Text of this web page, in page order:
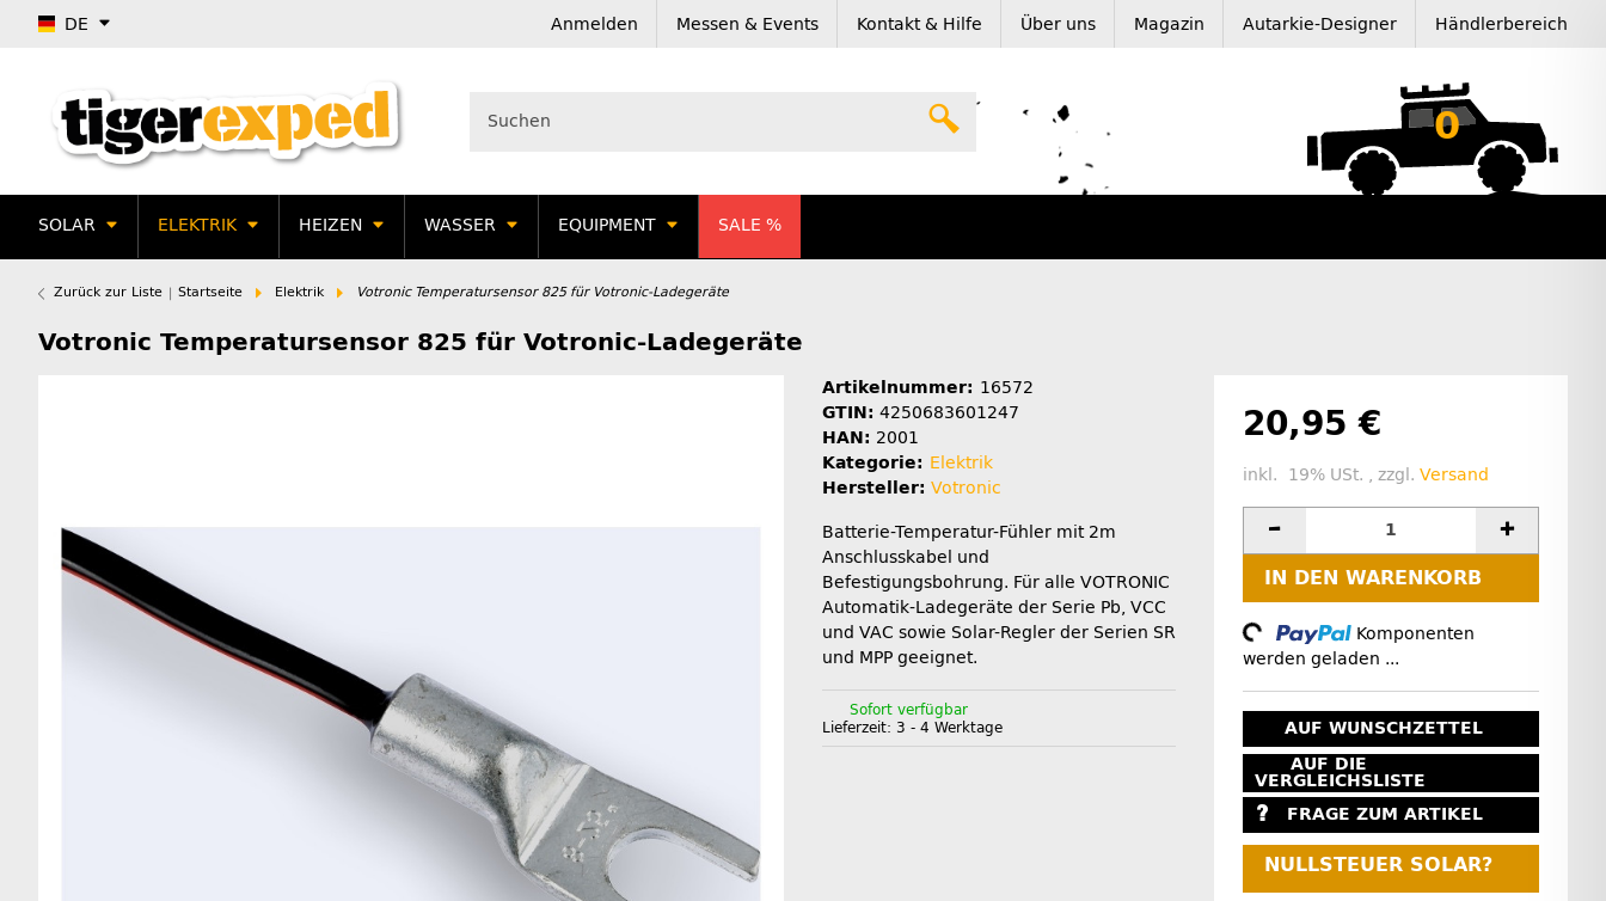
DE Anmelden Messen & Events Kontakt & Hilfe Über uns Magazin Autarkie-Designer Händlerbereich
0
SOLAR ELEKTRIK HEIZEN WASSER EQUIPMENT SALE %
Zurück zur Liste Startseite Elektrik Votronic Temperatursensor 825 für Votronic-Ladegeräte
Votronic Temperatursensor 825 für Votronic-Ladegeräte
Artikelnummer: 16572
GTIN: 4250683601247
HAN: 2001
Kategorie: Elektrik
Hersteller: Votronic
Batterie-Temperatur-Fühler mit 2m
Anschlusskabel und
Befestigungsbohrung. Für alle VOTRONIC
Automatik-Ladegeräte der Serie Pb, VCC
und VAC sowie Solar-Regler der Serien SR
und MPP geeignet.
Sofort verfügbar
Lieferzeit: 3 - 4 Werktage
20,95 €
inkl. 19% USt. , zzgl. Versand
IN DEN WARENKORB
Loading...
Komponenten
werden geladen ...
AUF WUNSCHZETTEL
AUF DIE
VERGLEICHSLISTE
FRAGE ZUM ARTIKEL
NULLSTEUER SOLAR?